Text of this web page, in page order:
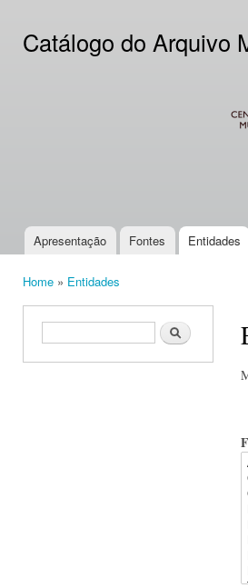
Catálogo do Arquivo
Main menu
Apresentação Fontes Entidades
Home » Entidades
Search form Search